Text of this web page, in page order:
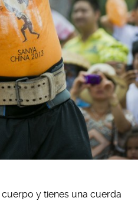
cuerpo y tienes una cuerda